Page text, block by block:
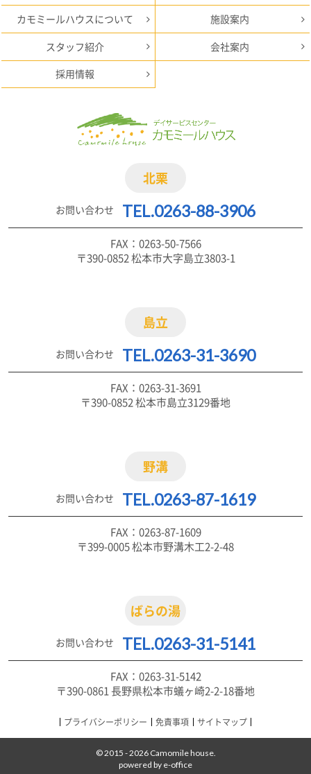
カモミールハウスについて
施設案内
スタッフ紹介
会社案内
採用情報
北栗
お問い合わせ TEL.0263-88-3906
FAX：0263-50-7566
〒390-0852 松本市大字島立3803-1
島立
お問い合わせ TEL.0263-31-3690
FAX：0263-31-3691
〒390-0852 松本市島立3129番地
野溝
お問い合わせ TEL.0263-87-1619
FAX：0263-87-1609
〒399-0005 松本市野溝木工2-2-48
ばらの湯
お問い合わせ TEL.0263-31-5141
FAX：0263-31-5142
〒390-0861 長野県松本市蟻ヶ崎2-2-18番地
プライバシーポリシー 免責事項 サイトマップ
© 2015 - 2026 Camomile house.
powered by e-office